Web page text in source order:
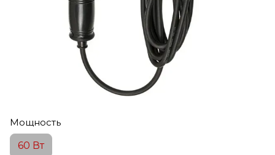
Мощность
60 Вт